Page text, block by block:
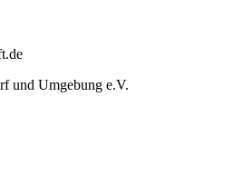
und Umgebung e.V.